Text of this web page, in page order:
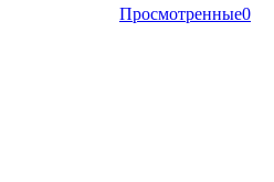
Просмотренные0